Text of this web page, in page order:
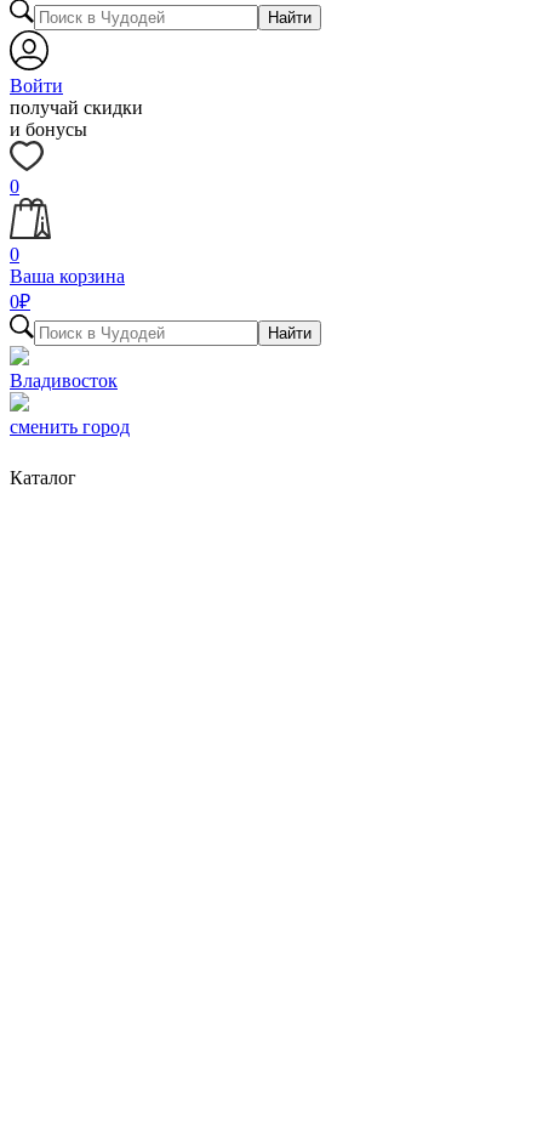
Найти
Войти
получай скидки
и бонусы
0
0
Ваша корзина
0₽
Найти
Владивосток
сменить город
Каталог